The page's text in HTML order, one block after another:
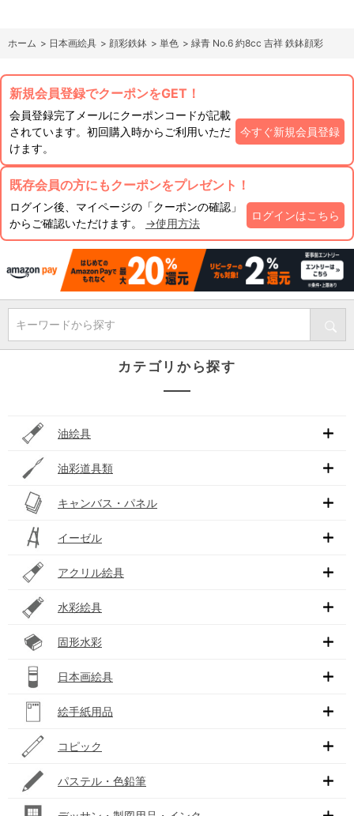
ホーム > 日本画絵具 > 顔彩鉄鉢 > 単色 > 緑青 No.6 約8cc 吉祥 鉄鉢顔彩
新規会員登録でクーポンをGET！
会員登録完了メールにクーポンコードが記載
されています。初回購入時からご利用いただ
けます。
今すぐ新規会員登録
既存会員の方にもクーポンをプレゼント！
ログイン後、マイページの「クーポンの確認」
からご確認いただけます。 →使用方法
ログインはこちら
キーワードから探す
カテゴリから探す
油絵具
油彩道具類
キャンバス・パネル
イーゼル
アクリル絵具
水彩絵具
固形水彩
日本画絵具
絵手紙用品
コピック
パステル・色鉛筆